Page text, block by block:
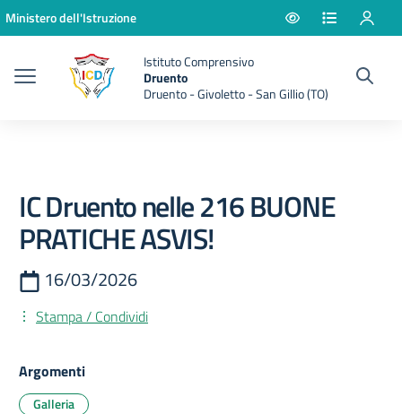
Vai ai contenuti
Vai al menu di navigazione
Vai al footer
Ministero dell'Istruzione
Istituto Comprensivo
Druento
Druento - Givoletto - San Gillio (TO)
IC Druento nelle 216 BUONE
PRATICHE ASVIS!
16/03/2026
Stampa / Condividi
Argomenti
Galleria